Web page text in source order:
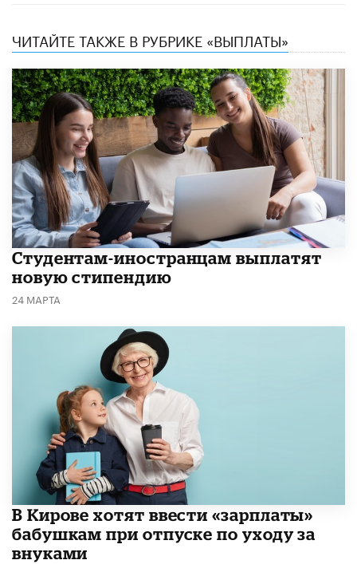
ЧИТАЙТЕ ТАКЖЕ В РУБРИКЕ «ВЫПЛАТЫ»
Студентам-иностранцам выплатят
новую стипендию
24 МАРТА
В Кирове хотят ввести «зарплаты»
бабушкам при отпуске по уходу за
внуками